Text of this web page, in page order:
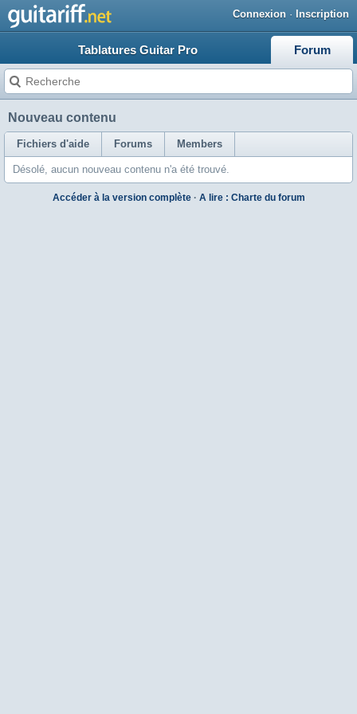
Connexion · Inscription
Tablatures Guitar Pro Forum
Nouveau contenu
Fichiers d'aide Forums Members
Désolé, aucun nouveau contenu n'a été trouvé.
Accéder à la version complète· A lire : Charte du forum